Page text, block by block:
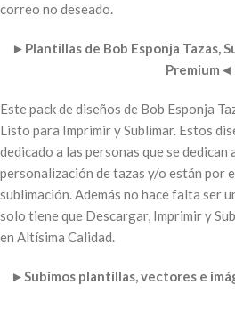
correo no deseado.
► Plantillas de Bob Esponja Tazas,
Premium ◄
Este pack de diseños de Bob Esponja
Listo para Imprimir y Sublimar. Estos
dedicado a las personas que se dedican
personalización de tazas y/o están por
sublimación. Además no hace falta ser
solo tiene que Descargar, Imprimir y
en Altísima Calidad.
►Subimos plantillas, vectores e